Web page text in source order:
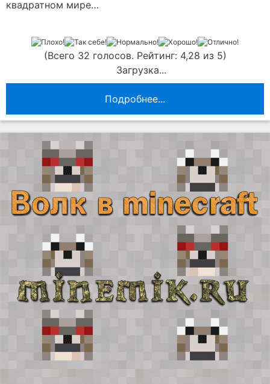
квадратном мире…
(Всего 32 голосов. Рейтинг: 4,28 из 5)
Загрузка...
Подробнее...